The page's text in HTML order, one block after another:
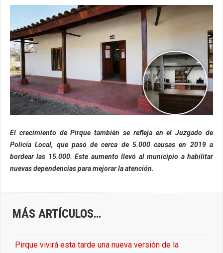
El crecimiento de Pirque también se refleja en el Juzgado de
Policía Local, que pasó de cerca de 5.000 causas en 2019 a
bordear las 15.000. Este aumento llevó al municipio a habilitar
nuevas dependencias para mejorar la atención.
MÁS ARTÍCULOS…
Pirque vivirá esta tarde una nueva versión de la